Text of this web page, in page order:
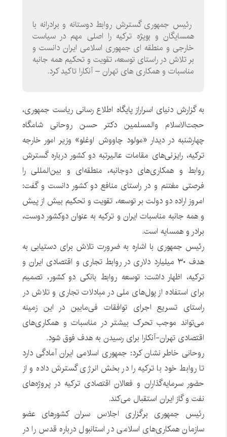
رئیس‌ جمهوری گسترش روابط دوستانه و برادرانه با
همسایگان و بویژه ترکیه را اصلی مهم در سیاست
خارجی و منطقه ای جمهوری اسلامی ایران دانست و
بر تلاش در راستای توسعه، تقویت و تحکیم همه جانبه
مناسبات و همکاری های تهران – آنکارا تاکید کرد.
به گزارش دنیای اسراراز پایگاه اطلاع رسانی ریاست جمهوری،
حجت‌الاسلام والمسلمین دکتر حسن روحانی شامگاه
چهارشنبه در دیدار «مولود چاووش اوغلو» وزیر امور خارجه
ترکیه، رایزنی‌های مقامات عالیرتبه دو کشور درباره گسترش
روابط و همکاری‌های دوجانبه، منطقه‌ای و بین‌المللی را
فرصتی مغتنم و در راستای منافع دو کشور دانست و گفت:
امروز اراده دو دولت بر توسعه، تقویت و تحکیم بیش از پیش
و همه جانبه مناسبات ایران و ترکیه به عنوان دوکشور دوست،
برادر و همسایه است.
رئیس جمهوری با اشاره به ضرورت تلاش برای دستیابی به
هدف ۳۰ میلیارد دلاری در روابط تجاری و اقتصادی ایران و
ترکیه، اظهار داشت: توسعه روابط بانکی دو کشور، تصمیم
برای استفاده از پول‌های ملی در مبادلات تجاری و تلاش در
راستای تسریع اجرای توافقات فی‌مابین در این زمینه
می‌تواند موجب تحرک بیشتر در مناسبات و همکاری‌های
اقتصادی تهران-آنکارا برای رسیدن به هدف فوق شود.
روحانی خاطر نشان کرد: جمهوری اسلامی ایران آمادگی دارد
تا روابط خود با ترکیه را در بخش انرژی گسترش داده و از
حضور سرمایه‌گذاران و فعالان اقتصادی ترکیه در پروژه‌های
نفت و گاز ایران استقبال می‌کند.
رئیس جمهوری برگزاری اجلاس سران کشورهای عضو
سازمان همکاری‌های اسلامی در استانبول درباره قدس را در